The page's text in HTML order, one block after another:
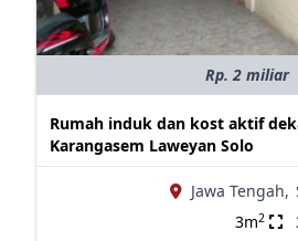
Rp. 2 miliar
Rumah induk dan kost aktif
Karangasem Laweyan Solo
Jawa Tengah,
3m2